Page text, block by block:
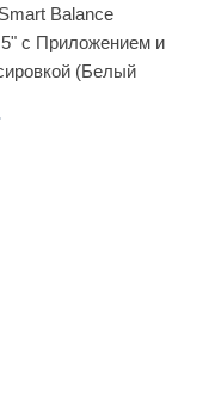
Balance
с Приложением и
(Белый